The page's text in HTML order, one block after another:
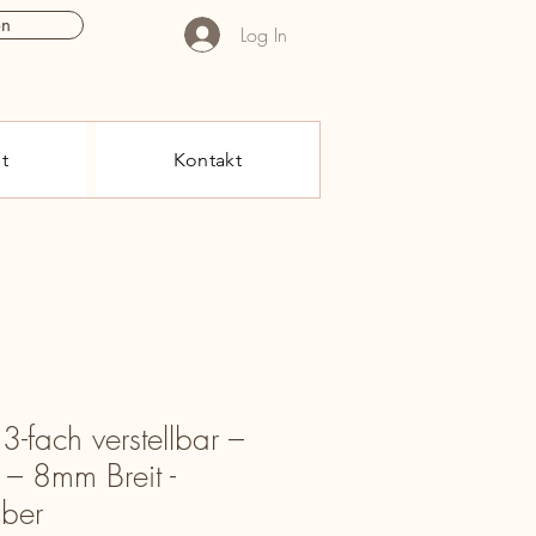
Log In
Kontakt
fach verstellbar –
8mm Breit -